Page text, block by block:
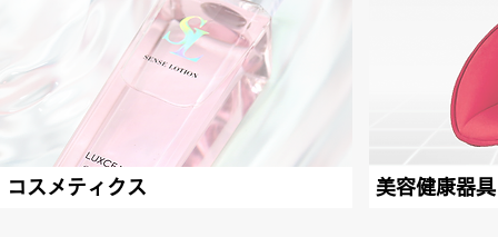
コスメティクス 美容健康器具